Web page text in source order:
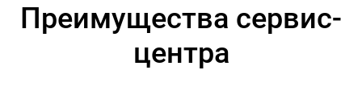
Преимущества сервис-
центра